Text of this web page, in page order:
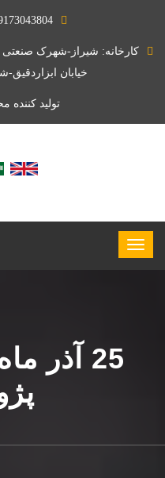
- 09129170295
کارخانه: شیراز-شهرک صنعتی
خیابان
تولید کننده
25 آذر